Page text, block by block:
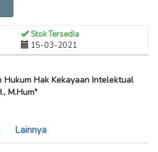
Stok Tersedia
15-03-2021
Hukum Hak Kekayaan Intelektual
M.Hum"
Lainnya